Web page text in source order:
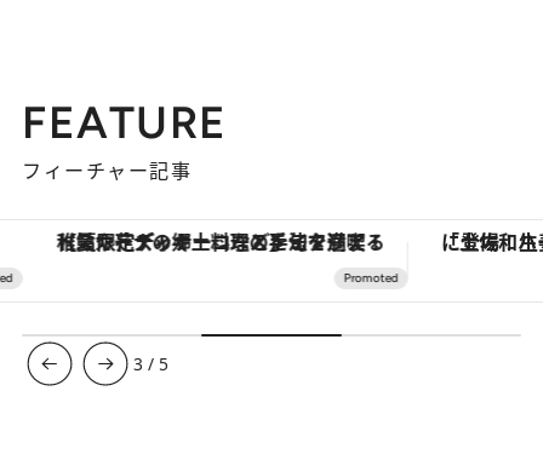
FEATURE
フィーチャー記事
【夏限定ディナーコース】旬を迎える稚鮎や花ズッキーニなどをイタリア・トスカーナの郷土料理の手法で満喫！
3 / 5